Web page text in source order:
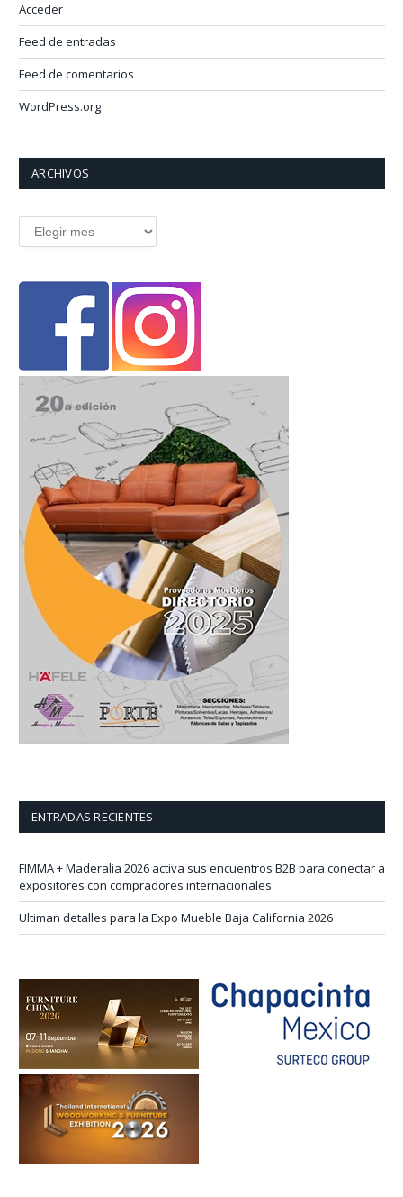
Acceder
Feed de entradas
Feed de comentarios
WordPress.org
ARCHIVOS
Archivos
ENTRADAS RECIENTES
FIMMA + Maderalia 2026 activa sus encuentros B2B para conectar a
expositores con compradores internacionales
Ultiman detalles para la Expo Mueble Baja California 2026